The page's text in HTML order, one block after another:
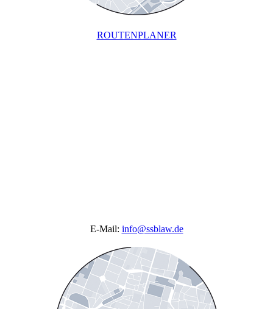
ROUTENPLANER
E-Mail: info@ssblaw.de